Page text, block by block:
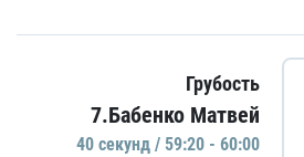
Грубость
7.Бабенко Матвей
40 секунд / 59:20 - 60:00